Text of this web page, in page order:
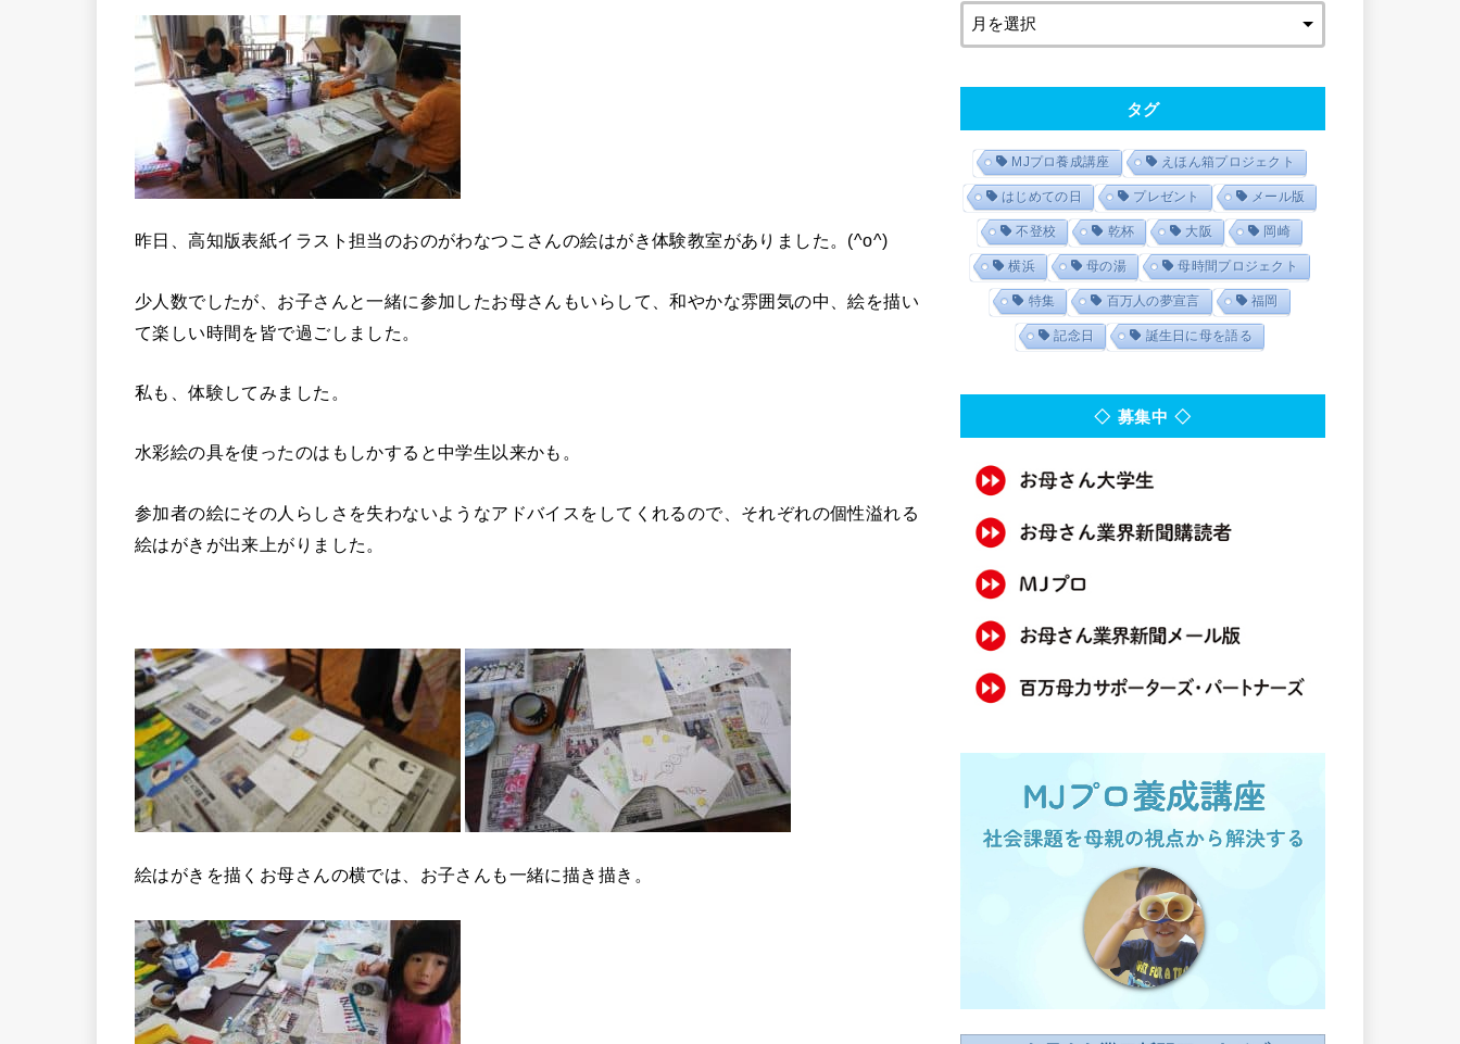
昨日、高知版表紙イラスト担当のおのがわなつこさんの絵はがき体験教室がありました。(^o^)
少人数でしたが、お子さんと一緒に参加したお母さんもいらして、和やかな雰囲気の中、絵を描い
て楽しい時間を皆で過ごしました。
私も、体験してみました。
水彩絵の具を使ったのはもしかすると中学生以来かも。
参加者の絵にその人らしさを失わないようなアドバイスをしてくれるので、それぞれの個性溢れる
絵はがきが出来上がりました。
絵はがきを描くお母さんの横では、お子さんも一緒に描き描き。
タグ
MJプロ養成講座 えほん箱プロジェクト
はじめての日 プレゼント メール版
不登校 乾杯 大阪 岡崎
横浜 母の湯 母時間プロジェクト
特集 百万人の夢宣言 福岡
記念日 誕生日に母を語る
◇ 募集中 ◇